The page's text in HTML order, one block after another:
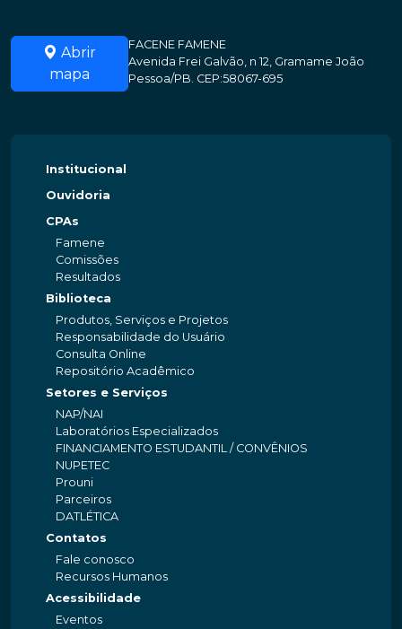
Abrir
mapa
FACENE FAMENE
Avenida Frei Galvão, n 12, Gramame João
Pessoa/PB. CEP:58067-695
Institucional
Ouvidoria
CPAs
Famene
Comissões
Resultados
Biblioteca
Produtos, Serviços e Projetos
Responsabilidade do Usuário
Consulta Online
Repositório Acadêmico
Setores e Serviços
NAP/NAI
Laboratórios Especializados
FINANCIAMENTO ESTUDANTIL / CONVÊNIOS
NUPETEC
Prouni
Parceiros
DATLÉTICA
Contatos
Fale conosco
Recursos Humanos
Acessibilidade
Eventos